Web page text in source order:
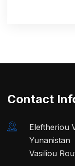
Contact
Eleftheriou
Yunanistan
Vasiliou